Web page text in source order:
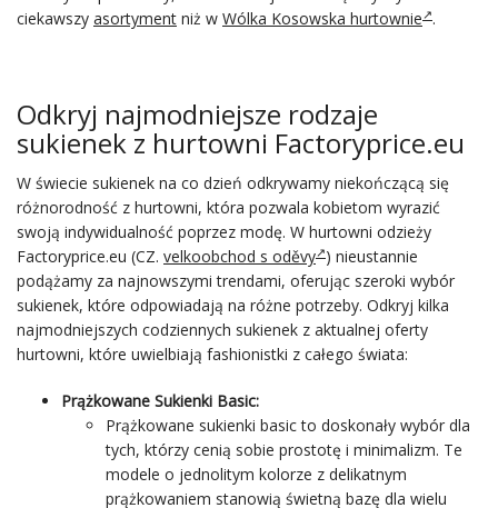
ciekawszy asortyment niż w Wólka Kosowska hurtownie .
Odkryj najmodniejsze rodzaje
sukienek z hurtowni Factoryprice.eu
W świecie sukienek na co dzień odkrywamy niekończącą się
różnorodność z hurtowni, która pozwala kobietom wyrazić
swoją indywidualność poprzez modę. W hurtowni odzieży
Factoryprice.eu (CZ. velkoobchod s oděvy ) nieustannie
podążamy za najnowszymi trendami, oferując szeroki wybór
sukienek, które odpowiadają na różne potrzeby. Odkryj kilka
najmodniejszych codziennych sukienek z aktualnej oferty
hurtowni, które uwielbiają fashionistki z całego świata:
Prążkowane Sukienki Basic:
Prążkowane sukienki basic to doskonały wybór dla
tych, którzy cenią sobie prostotę i minimalizm. Te
modele o jednolitym kolorze z delikatnym
prążkowaniem stanowią świetną bazę dla wielu